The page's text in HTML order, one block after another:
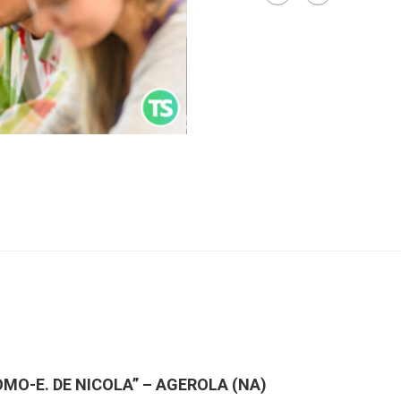
E. DE NICOLA” – AGEROLA (NA)